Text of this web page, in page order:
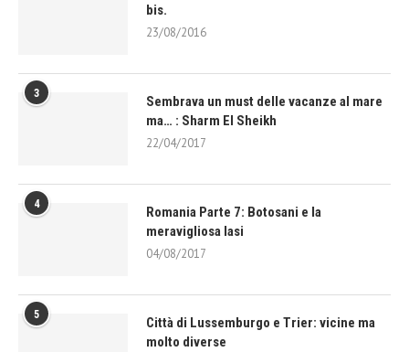
bis.
23/08/2016
3
Sembrava un must delle vacanze al mare
ma… : Sharm El Sheikh
22/04/2017
4
Romania Parte 7: Botosani e la
meravigliosa Iasi
04/08/2017
5
Città di Lussemburgo e Trier: vicine ma
molto diverse